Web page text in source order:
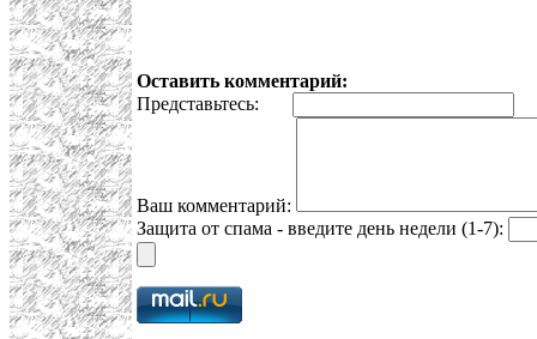
Оставить комментарий:
Представьтесь:
Ваш комментарий:
Защита от спама - введите день недели (1-7):